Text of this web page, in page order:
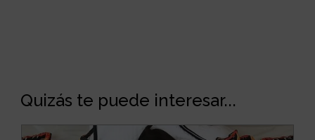
Quizás te puede interesar...